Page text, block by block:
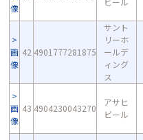
像
画
像
42 4901777281875
サント
リーホ
ールデ
ィング
ス
画
像
43 4904230043270
アサヒ
ビール